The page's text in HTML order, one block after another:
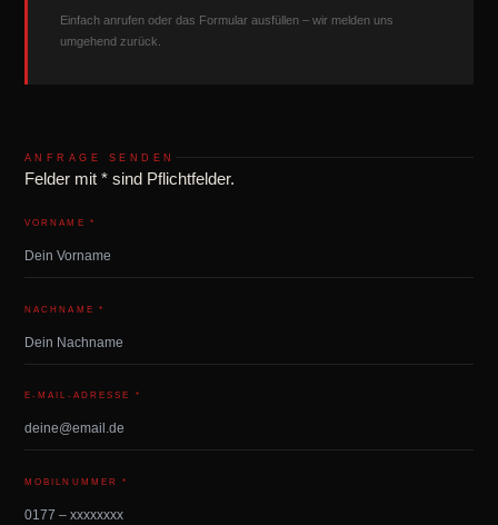
Einfach anrufen oder das Formular ausfüllen – wir melden uns
umgehend zurück.
ANFRAGE SENDEN
Felder mit *sind Pflichtfelder.
VORNAME *
NACHNAME *
E-MAIL-ADRESSE *
MOBILNUMMER *